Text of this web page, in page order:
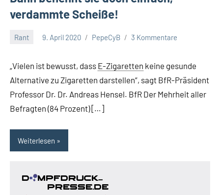
verdammte Scheiße!
Rant 9. April 2020 PepeCyB 3 Kommentare
„Vielen ist bewusst, dass E-Zigaretten keine gesunde
Alternative zu Zigaretten darstellen“, sagt BfR-Präsident
Professor Dr. Dr. Andreas Hensel. BfR Der Mehrheit aller
Befragten (84 Prozent) […]
Weiterlesen